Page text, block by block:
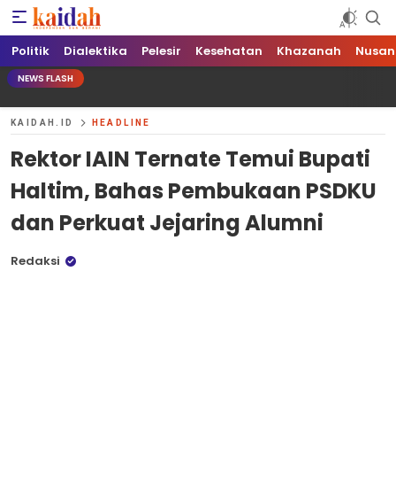
Kaidah.ID
Independen dan Berani
Politik Dialektika Pelesir Kesehatan Khazanah
NEWS FLASH
KAIDAH.ID HEADLINE
Rektor IAIN Ternate Temui Bupati
Haltim, Bahas Pembukaan PSDKU
dan Perkuat Jejaring Alumni
Redaksi